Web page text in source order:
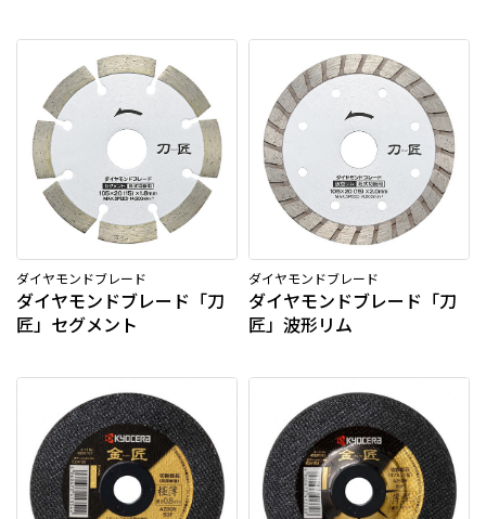
ダイヤモンドブレード
ダイヤモンドブレード「刀
匠」セグメント
ダイヤモンドブレード
ダイヤモンドブレード「刀
匠」波形リム